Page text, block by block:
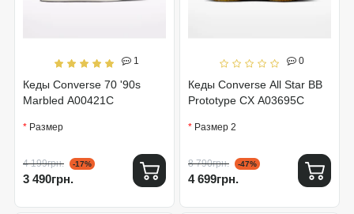
1
Кеды Converse 70 '90s
Marbled A00421C
Размер
4 199грн. -17%
3 490грн.
0
Кеды Converse All Star BB
Prototype CX A03695C
Размер 2
8 790грн. -47%
4 699грн.